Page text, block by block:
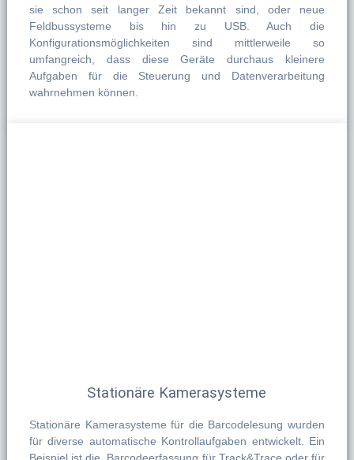
sie schon seit langer Zeit bekannt sind, oder neue
Feldbussysteme bis hin zu USB. Auch die
Konfigurationsmöglichkeiten sind mittlerweile so
umfangreich, dass diese Geräte durchaus kleinere
Aufgaben für die Steuerung und Datenverarbeitung
wahrnehmen können.
Stationäre Kamerasysteme
Stationäre Kamerasysteme für die Barcodelesung wurden
für diverse automatische Kontrollaufgaben entwickelt. Ein